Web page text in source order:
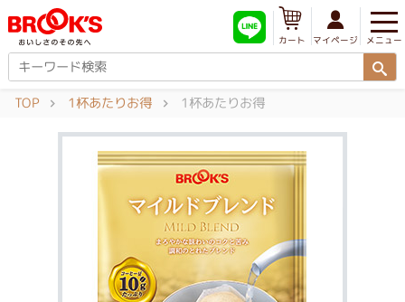
メニュー
マイページ
カート
TOP 1杯あたりお得 1杯あたりお得